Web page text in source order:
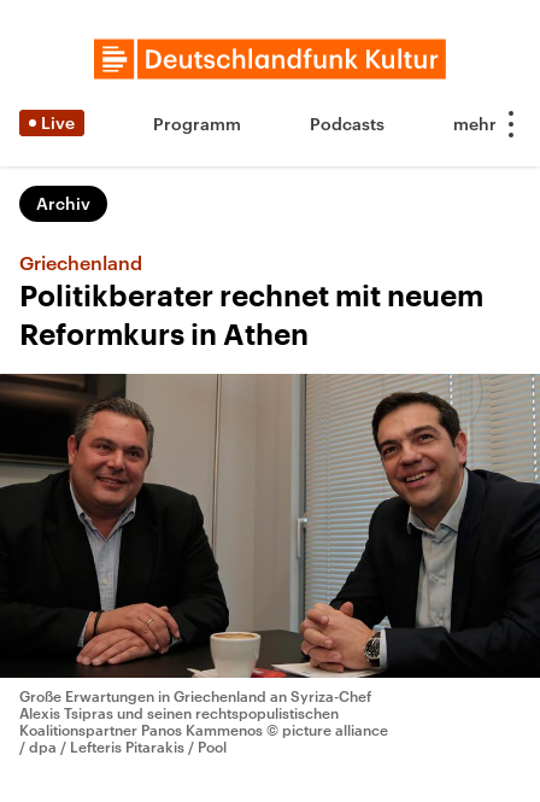
Live Programm Podcasts
Archiv
Griechenland
Politikberater rechnet mit neuem
Reformkurs in Athen
Große Erwartungen in Griechenland an Syriza-Chef
Alexis Tsipras und seinen rechtspopulistischen
Koalitionspartner Panos Kammenos © picture alliance
/ dpa / Lefteris Pitarakis / Pool